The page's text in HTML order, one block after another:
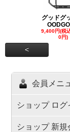
グッドグ
9,400円(税
0円)
<
会員メニ
ショップ ログ
ショップ 新規